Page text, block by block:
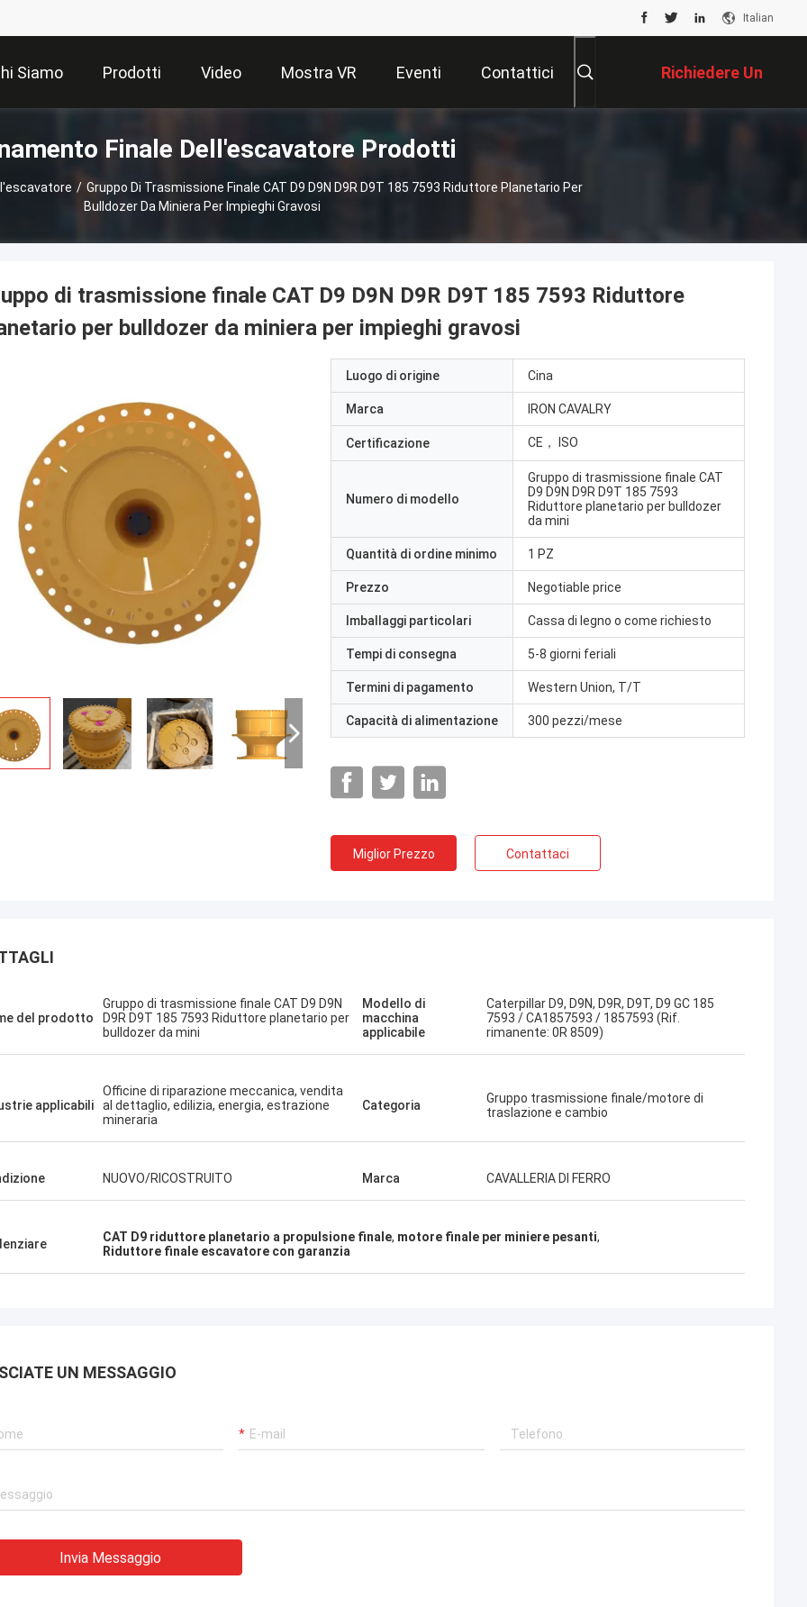
Italian
Siamo Prodotti Video Mostra VR Eventi Contattici Richiedere Un
Preventivo
Finale Dell'escavatore Prodotti
/ Gruppo Di Trasmissione Finale CAT D9 D9N D9R D9T 185 7593 Riduttore Planetario Per
Bulldozer Da Miniera Per Impieghi Gravosi
Sanёк Нижегородский
di gestione, veloce e veloce.
una piacevole spesa
eccellente e consigli amichevoli,
consegna rapida. Prezzo molto buono.
Voglio ordinare di nuovo quando ne ho
di trasmissione finale CAT D9 D9N D9R D9T 185 7593 Riduttore
per bulldozer da miniera per impieghi gravosi
Luogo di origine Cina
Marca IRON CAVALRY
Certificazione CE， ISO
Numero di modello
Gruppo di trasmissione finale CAT
D9 D9N D9R D9T 185 7593
Riduttore planetario per bulldozer
da mini
Quantità di ordine minimo 1 PZ
Prezzo Negotiable price
Imballaggi particolari Cassa di legno o come richiesto
Tempi di consegna 5-8 giorni feriali
Termini di pagamento Western Union, T/T
Capacità di alimentazione 300 pezzi/mese
Miglior Prezzo Contattaci
del prodotto
Gruppo di trasmissione finale CAT D9 D9N
D9R D9T 185 7593 Riduttore planetario per
bulldozer da mini
Modello di
macchina
applicabile
Caterpillar D9, D9N, D9R, D9T, D9 GC 185
7593 / CA1857593 / 1857593 (Rif.
rimanente: 0R 8509)
applicabili
Officine di riparazione meccanica, vendita
al dettaglio, edilizia, energia, estrazione
mineraria
Categoria
Gruppo trasmissione finale/motore di
traslazione e cambio
NUOVO/RICOSTRUITO Marca CAVALLERIA DI FERRO
CAT D9 riduttore planetario a propulsione finale, motore finale per miniere pesanti,
Riduttore finale escavatore con garanzia
UN MESSAGGIO
Invia Messaggio